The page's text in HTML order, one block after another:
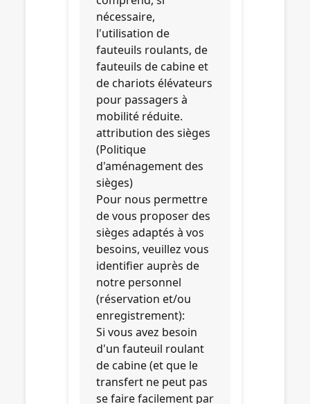
nécessaire,
l'utilisation de
fauteuils roulants, de
fauteuils de cabine et
de chariots élévateurs
pour passagers à
mobilité réduite.
attribution des sièges
(Politique
d'aménagement des
sièges)
Pour nous permettre
de vous proposer des
sièges adaptés à vos
besoins, veuillez vous
identifier auprès de
notre personnel
(réservation et/ou
enregistrement):
Si vous avez besoin
d'un fauteuil roulant
de cabine (et que le
transfert ne peut pas
se faire facilement par